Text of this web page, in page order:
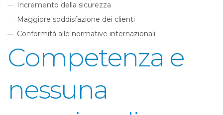
Incremento della sicurezza
Maggiore soddisfazione dei clienti
Conformità alle normative internazionali
Competenza e
nessuna